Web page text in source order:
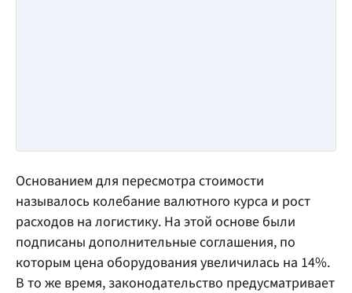
Основанием для пересмотра стоимости
называлось колебание валютного курса и рост
расходов на логистику. На этой основе были
подписаны дополнительные соглашения, по
которым цена оборудования увеличилась на 14%.
В то же время, законодательство предусматривает